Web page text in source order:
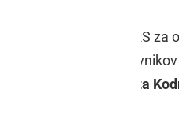
konferenci Agencije RS
Poleg
Neža